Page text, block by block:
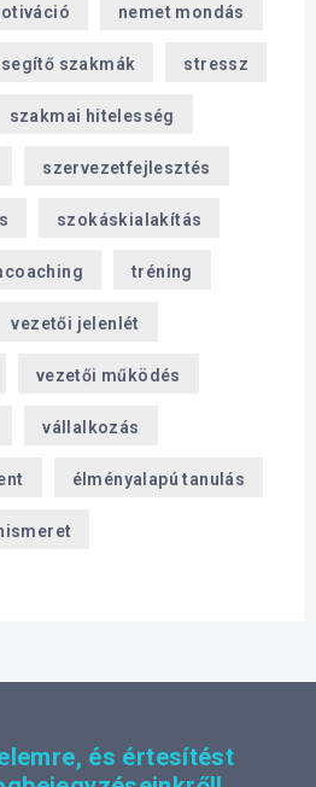
nemet mondás
segítő szakmák stressz
szakmai hitelesség
szervezetfejlesztés
szokáskialakítás
tréning
vezetői jelenlét
vezetői működés
vállalkozás
élményalapú tanulás
és értesítést